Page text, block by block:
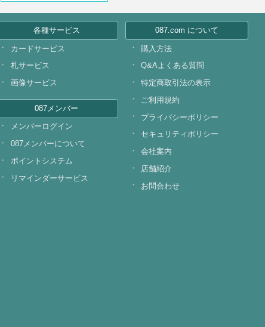
各種サービス
カードサービス
札サービス
画像サービス
087メンバー
メンバーログイン
087メンバーについて
ポイントシステム
リマインダーサービス
087.com について
購入方法
Q&Aよくある質問
特定商取引法の表示
ご利用規約
プライバシーポリシー
セキュリティポリシー
会社案内
店舗紹介
お問合わせ